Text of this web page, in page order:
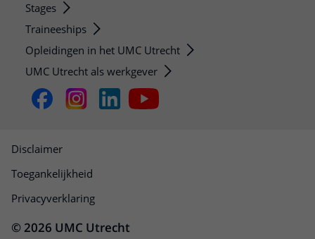
Stages
Traineeships
Opleidingen in het UMC Utrecht
UMC Utrecht als werkgever
© 2026 UMC Utrecht
Disclaimer
Toegankelijkheid
Privacyverklaring